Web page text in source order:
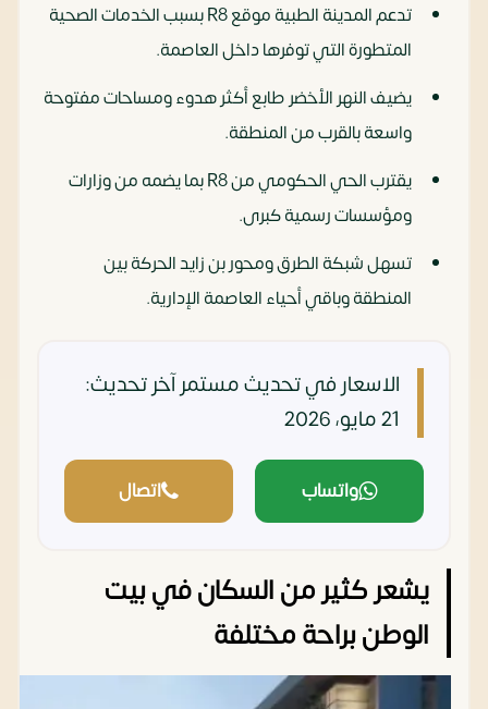
تدعم المدينة الطبية موقع R8 بسبب الخدمات الصحية
المتطورة التي توفرها داخل العاصمة.
يضيف النهر الأخضر طابع أكثر هدوء ومساحات مفتوحة
واسعة بالقرب من المنطقة.
يقترب الحي الحكومي من R8 بما يضمه من وزارات
ومؤسسات رسمية كبرى.
تسهل شبكة الطرق ومحور بن زايد الحركة بين
المنطقة وباقي أحياء العاصمة الإدارية.
الاسعار في تحديث مستمرآخر تحديث:
21 مايو، 2026
واتساب اتصال
يشعر كثير من السكان في بيت
الوطن براحة مختلفة